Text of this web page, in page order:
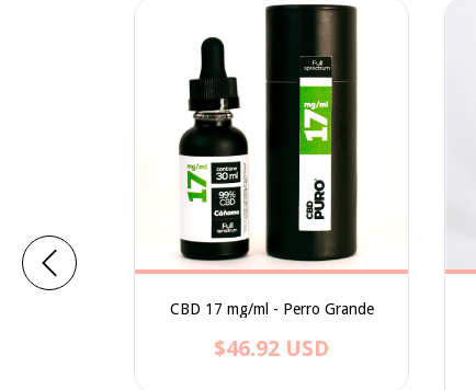
CBD 17 mg/ml - Perro Grande
$46.92 USD